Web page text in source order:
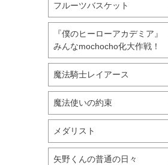
フルーツバスケット
『僕のヒーローアカデミア』
みんなmochocho化大作戦！
魔法騎士レイアース
魔法使いの約束
メダリスト
矢野くんの普通の日々